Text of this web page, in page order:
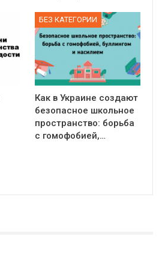
БЕЗ КАТЕГОРИИ
Как в Украине создают
безопасное школьное
пространство: борьба
с гомофобией,…